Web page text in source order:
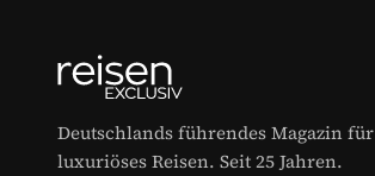
Deutschlands führendes Magazin für
luxuriöses Reisen. Seit 25 Jahren.